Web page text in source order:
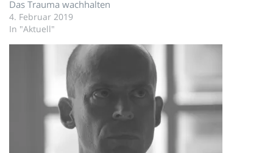
Das Trauma wachhalten
4. Februar 2019
In "Aktuell"